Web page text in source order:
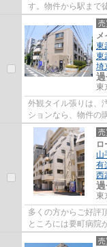
す。物件から駅まで
物件はこちらです。
売
メ
東
東
埼
東
外観タイル張りは、
ションなら、物件の
る物件です。東武東
売
ロ
山
有
西
東
多くの方からご好評
ところには要町病院
のあるマンションで
売